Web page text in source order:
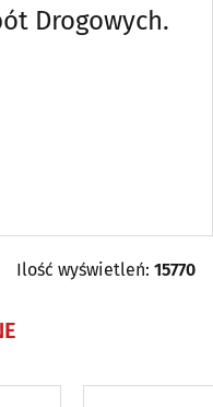
Drogowych.
Ilość wyświetleń: 15770